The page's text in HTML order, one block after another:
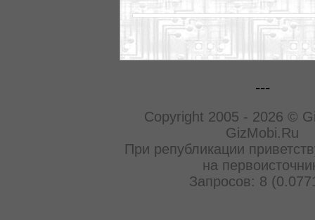
---
Copyright 2005 - 2026 ©
GizMobi.Ru
При републикации
на
Запросов: 8